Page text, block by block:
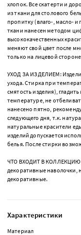
хлопок. Все скатерти и
из ткани для столового
пропитку (влаго-, масло-
ткани нанесен методом
высококачественных
меняют свой цвет после
только на лицевой
УХОД ЗА ИЗДЕЛИЕМ:
ухода. Стирка при
смятость изделия),
температуре, не
нанесено пятно,
следующего дня, т.к.
натуральные красители
изделий допускается
белья. После стирки
ЧТО ВХОДИТ В КОЛЛЕКЦИЮ:
декоративные наволочки,
декоративные.
Характеристики
Материал